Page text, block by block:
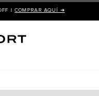
|COMPRAR AQUÍ ➜